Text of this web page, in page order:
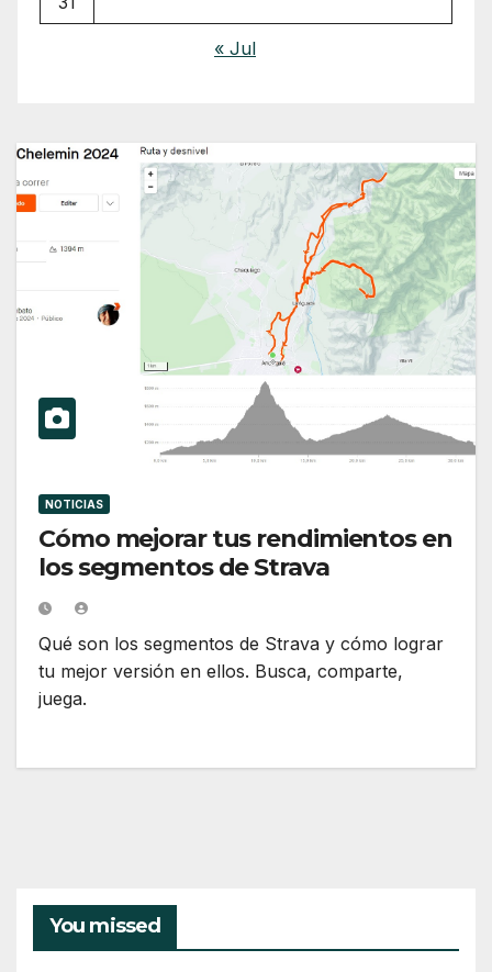
« Jul
NOTICIAS
Cómo mejorar tus rendimientos en
los segmentos de Strava
Qué son los segmentos de Strava y cómo lograr
tu mejor versión en ellos. Busca, comparte,
juega.
You missed